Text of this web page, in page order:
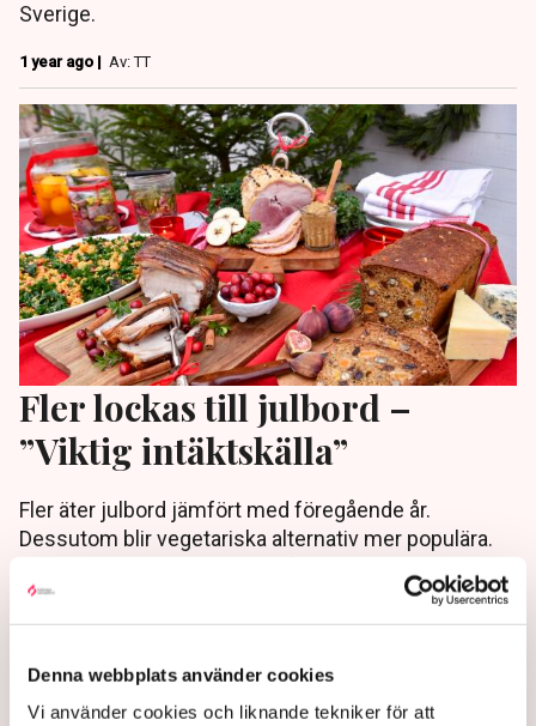
Denna webbplats använder cookies
Vi använder cookies och liknande tekniker för att
Sverige.
1 year ago | Av: TT
Fler lockas till julbord –
”Viktig intäktskälla”
Fler äter julbord jämfört med föregående år.
Dessutom blir vegetariska alternativ mer populära.